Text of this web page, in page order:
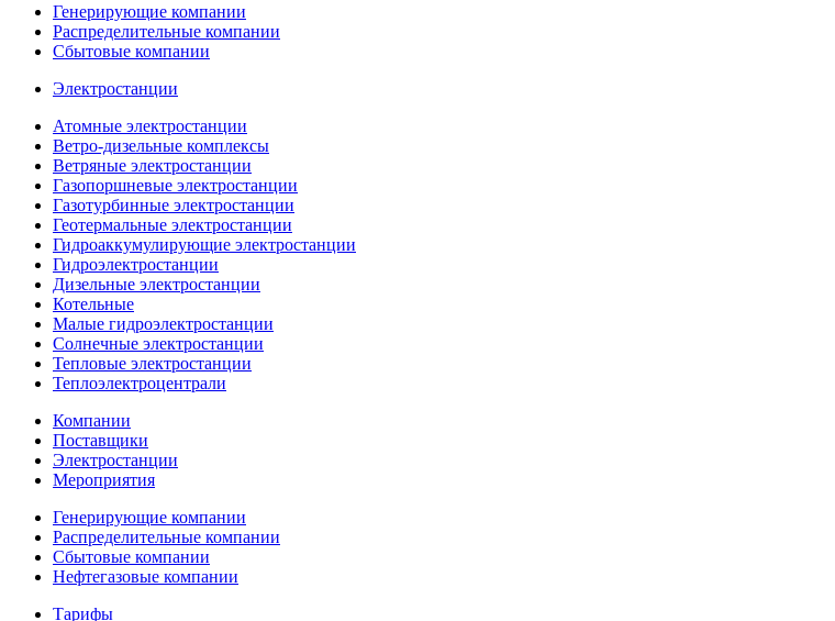
Генерирующие компании
Распределительные компании
Сбытовые компании
Электростанции
Атомные электростанции
Ветро-дизельные комплексы
Ветряные электростанции
Газопоршневые электростанции
Газотурбинные электростанции
Геотермальные электростанции
Гидроаккумулирующие электростанции
Гидроэлектростанции
Дизельные электростанции
Котельные
Малые гидроэлектростанции
Солнечные электростанции
Тепловые электростанции
Теплоэлектроцентрали
Компании
Поставщики
Электростанции
Мероприятия
Генерирующие компании
Распределительные компании
Сбытовые компании
Нефтегазовые компании
Тарифы